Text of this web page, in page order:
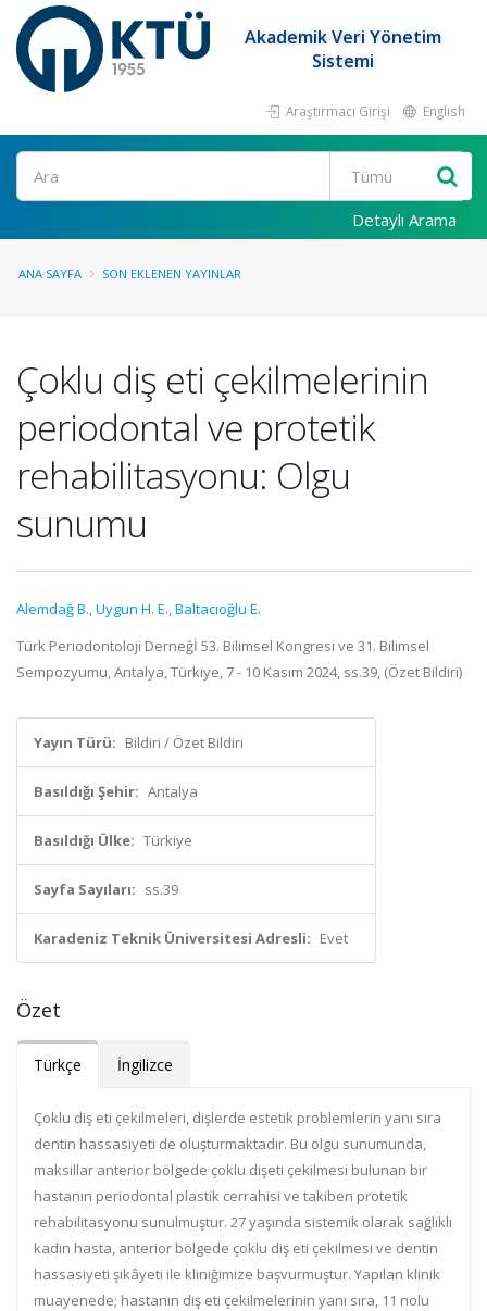
Akademik Veri Yönetim
Sistemi
Araştırmacı Girişi English
Ara
Detaylı Arama
ANA SAYFA SON EKLENEN YAYINLAR
Çoklu diş eti çekilmelerinin
periodontal ve protetik
rehabilitasyonu: Olgu
sunumu
Alemdağ B.,Uygun H. E.,Baltacıoğlu E.
Türk Periodontoloji Derneğİ 53. Bilimsel Kongresi ve 31. Bilimsel
Sempozyumu, Antalya, Türkiye, 7 - 10 Kasım 2024, ss.39, (Özet Bildiri)
Yayın Türü: Bildiri / Özet Bildiri
Basıldığı Şehir: Antalya
Basıldığı Ülke: Türkiye
Sayfa Sayıları: ss.39
Karadeniz Teknik Üniversitesi Adresli: Evet
Özet
Türkçe İngilizce
Çoklu diş eti çekilmeleri, dişlerde estetik problemlerin yanı sıra
dentin hassasiyeti de oluşturmaktadır. Bu olgu sunumunda,
maksillar anterior bölgede çoklu dişeti çekilmesi bulunan bir
hastanın periodontal plastik cerrahisi ve takiben protetik
rehabilitasyonu sunulmuştur. 27 yaşında sistemik olarak sağlıklı
kadın hasta, anterior bölgede çoklu diş eti çekilmesi ve dentin
hassasiyeti şikâyeti ile kliniğimize başvurmuştur. Yapılan klinik
muayenede; hastanın diş eti çekilmelerinin yanı sıra, 11 nolu